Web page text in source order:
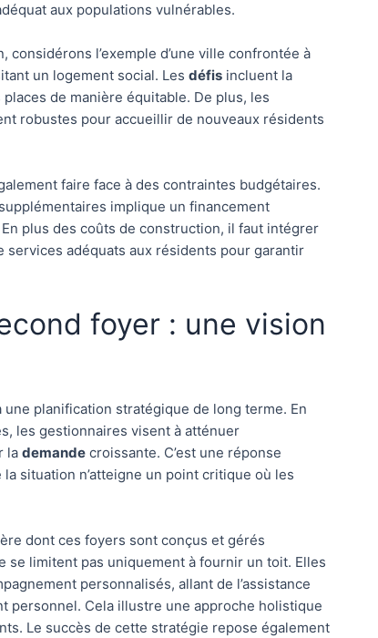
aux populations vulnérables.
l’exemple d’une ville confrontée à
un logement social. Lesdéfis incluent la
de manière équitable. De plus, les
robustes pour accueillir de nouveaux résidents
faire face à des contraintes budgétaires.
implique un financement
plus des coûts de construction, il faut intégrer
services adéquats aux résidents pour garantir
foyer : une vision
une planification stratégique de long terme. En
les gestionnaires visent à atténuer
lademande croissante. C’est une réponse
situation n’atteigne un point critique où les
dont ces foyers sont conçus et gérés
se limitent pas uniquement à fournir un toit. Elles
personnalisés, allant de l’assistance
personnel. Cela illustre une approche holistique
Le succès de cette stratégie repose également